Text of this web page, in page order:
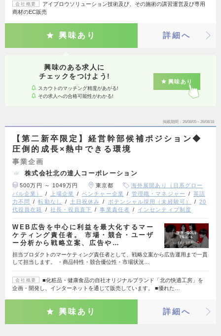
会社概要
アイブロウソリューション技術及び、その施術の講習運営及び専用
商材のEC販売
興味あり 詳細へ
興味のある求人に
チェックをつけよう!
スカウトのマッチング精度があがる!
その求人への合格可能性がわかる!
興味あり
掲載期間 26/08/05～26/08/18
【第二新卒限定】経営幹部候補ポジション◆
圧倒的成長×熱中できる環境
事業企画
株式会社北の達人コーポレーション
500万円 ～ 1049万円 東京都
海外展開あり（日系グロー
バル企業）
上場企業 ベンチャー企業 管理職・マネジャー
英語
力不問
転勤なし 土日祝休み ポテンシャル採用（未経験可）
20
代役員在籍
社長・役員直下 事業責任者 インセンティブ制度
WEB広告を中心に利益を最大化するマー
ケティング責任者。 市場・競合・ユーザ
ー分析から戦略立案、広告や…
担当プロダクトのマーケティング責任者として、戦略立案から広告運用まで一貫
して担当します。 ・商品特性・競合優位性・市場状況…
会社概要
■化粧品・健康食品の自社オリジナルブランド「北の快適工房」を
企画・開発し、インターネットを通じて販売しています。 ■優れた…
興味あり 詳細へ